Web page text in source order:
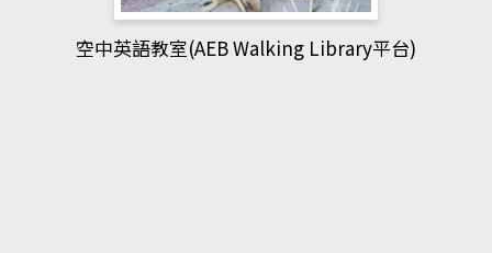
網管人(kono平台)